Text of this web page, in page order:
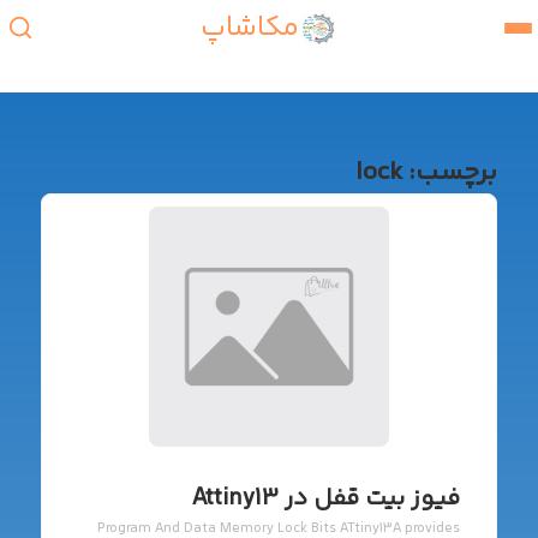
مکاشاپ
برچسب:lock
فیوز بیت قفل در Attiny13
Program And Data Memory Lock Bits ATtiny13A provides